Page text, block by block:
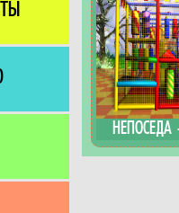
НЕПОСЕДА